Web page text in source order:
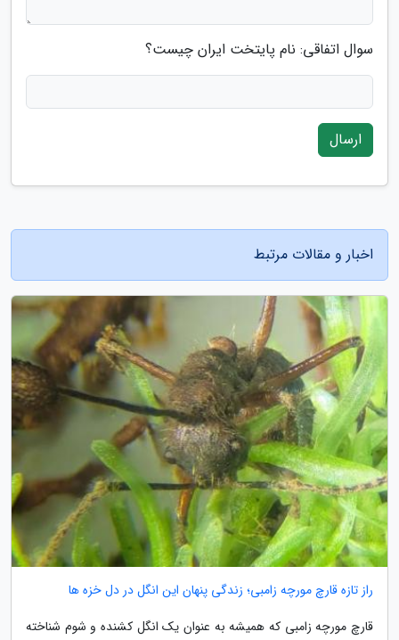
سوال اتفاقی: نام پایتخت ایران چیست؟
ارسال
اخبار و مقالات مرتبط
راز تازه قارچ مورچه زامبی؛ زندگی پنهان این انگل در دل خزه ها
قارچ مورچه زامبی که همیشه به عنوان یک انگل کشنده و شوم شناخته